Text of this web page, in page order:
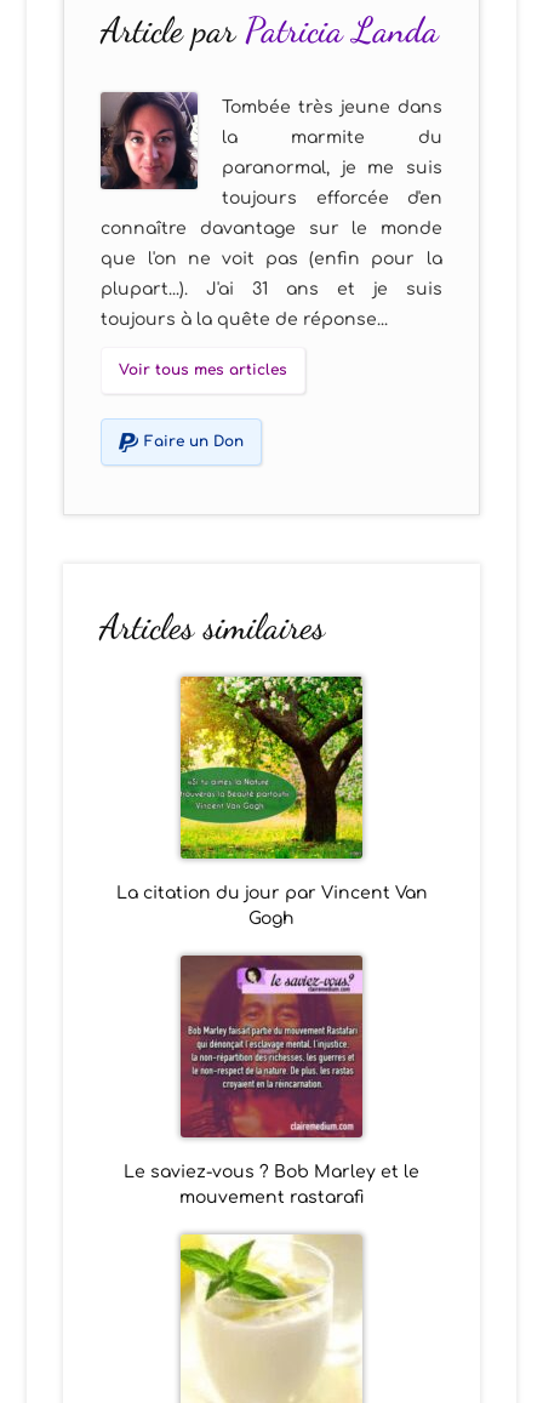
Article parPatricia Landa
Tombée très jeune dans
la marmite du
paranormal, je me suis
toujours efforcée d'en
connaître davantage sur le monde
que l'on ne voit pas (enfin pour la
plupart...). J'ai 31 ans et je suis
toujours à la quête de réponse...
Voir tous mes articles
Faire un Don
Articles similaires
La citation du jour par Vincent Van
Gogh
Le saviez-vous ? Bob Marley et le
mouvement rastarafi